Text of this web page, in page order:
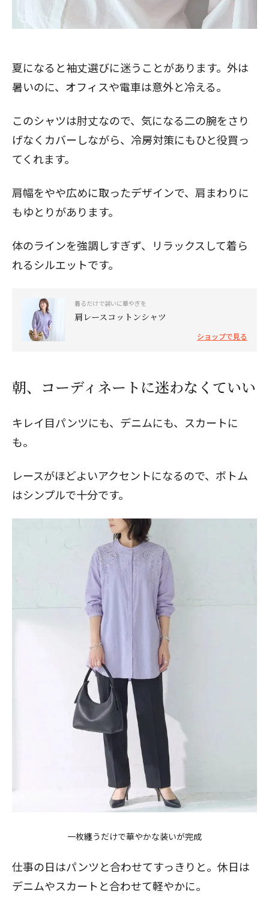
夏になると袖丈選びに迷うことがあります。外は
暑いのに、オフィスや電車は意外と冷える。
このシャツは肘丈なので、気になる二の腕をさり
げなくカバーしながら、冷房対策にもひと役買っ
てくれます。
肩幅をやや広めに取ったデザインで、肩まわりに
もゆとりがあります。
体のラインを強調しすぎず、リラックスして着ら
れるシルエットです。
着るだけで装いに華やぎを
肩レースコットンシャツ
ショップで見る
朝、コーディネートに迷わなくていい
キレイ目パンツにも、デニムにも、スカートに
も。
レースがほどよいアクセントになるので、ボトム
はシンプルで十分です。
一枚纏うだけで華やかな装いが完成
仕事の日はパンツと合わせてすっきりと。休日は
デニムやスカートと合わせて軽やかに。